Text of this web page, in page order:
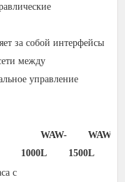
за собой интерфейсы
между
управление
WAW-
1000L
WAW-
1500L
с